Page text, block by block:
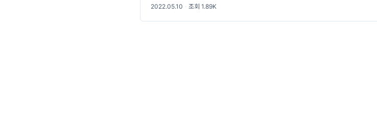
2022.05.10 · 조회 1.89K